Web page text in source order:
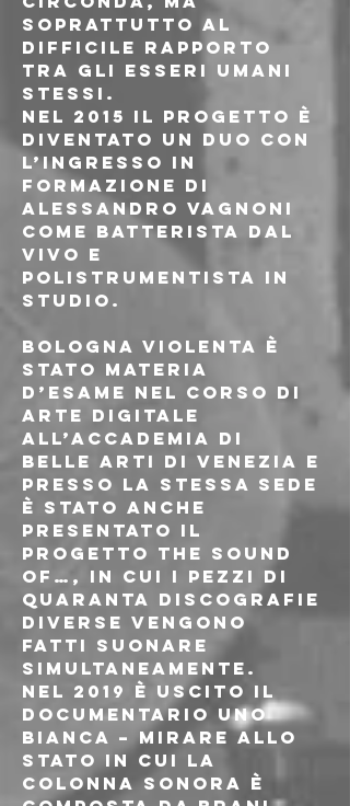
soprattutto al
difficile rapporto
tra gli esseri umani
stessi.
Nel 2015 il progetto è
diventato un duo con
l’ingresso in
formazione di
Alessandro Vagnoni
come batterista dal
vivo e
polistrumentista in
studio.
BOLOGNA VIOLENTA è
stato materia
d’esame nel corso di
Arte digitale
all’Accademia di
Belle Arti di Venezia e
presso la stessa sede
è stato anche
presentato il
progetto The Sound
of…, in cui i pezzi di
quaranta discografie
diverse vengono
fatti suonare
simultaneamente.
Nel 2019 è uscito il
documentario Uno
Bianca – Mirare allo
Stato in cui la
colonna sonora è